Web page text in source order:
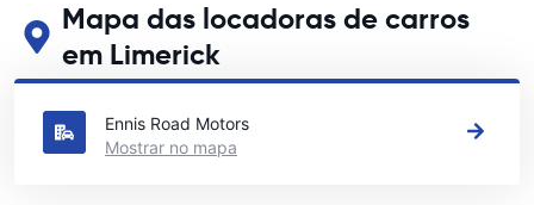
Mapa das locadoras de carros
em Limerick
Veja nossos principais locais de aluguel de carros em Limerick
Ennis Road Motors
Mostrar no mapa